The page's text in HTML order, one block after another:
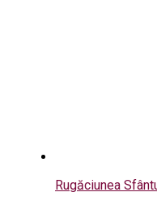
Rugăciunea